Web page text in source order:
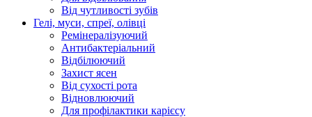
Від чутливості зубів
Гелі, муси, спреї, олівці
Ремінералізуючий
Антибактеріальний
Відбілюючий
Захист ясен
Від сухості рота
Відновлюючий
Для профілактики карієсу